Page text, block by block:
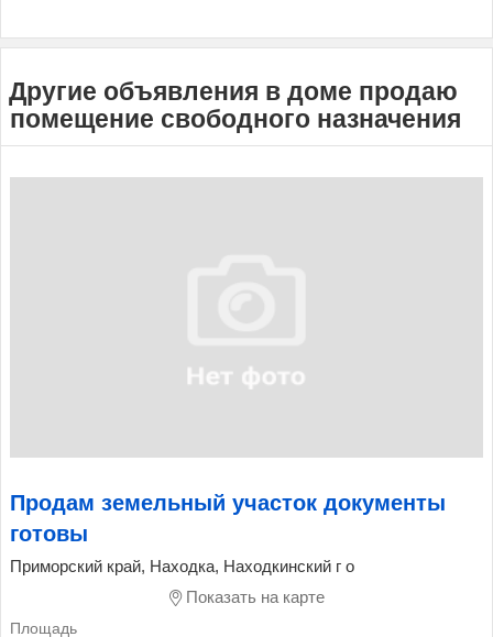
Другие объявления в доме продаю
помещение свободного назначения
Продам земельный участок документы
готовы
Приморский край, Находка, Находкинский г о
Показать на карте